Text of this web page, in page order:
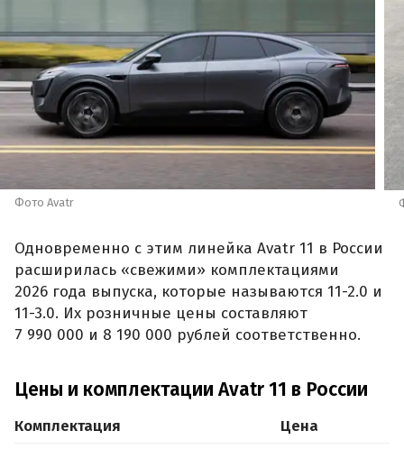
Фото Avatr
Одновременно с этим линейка Avatr 11 в России
расширилась «свежими» комплектациями
2026 года выпуска, которые называются 11-2.0 и
11-3.0. Их розничные цены составляют
7 990 000 и 8 190 000 рублей соответственно.
Цены и комплектации Avatr 11 в России
Комплектация
Цена